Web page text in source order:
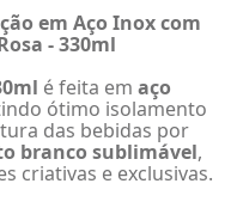
em Aço Inox com
- 330ml
é feita em aço
ótimo isolamento
das bebidas por
branco sublimável,
criativas e exclusivas.